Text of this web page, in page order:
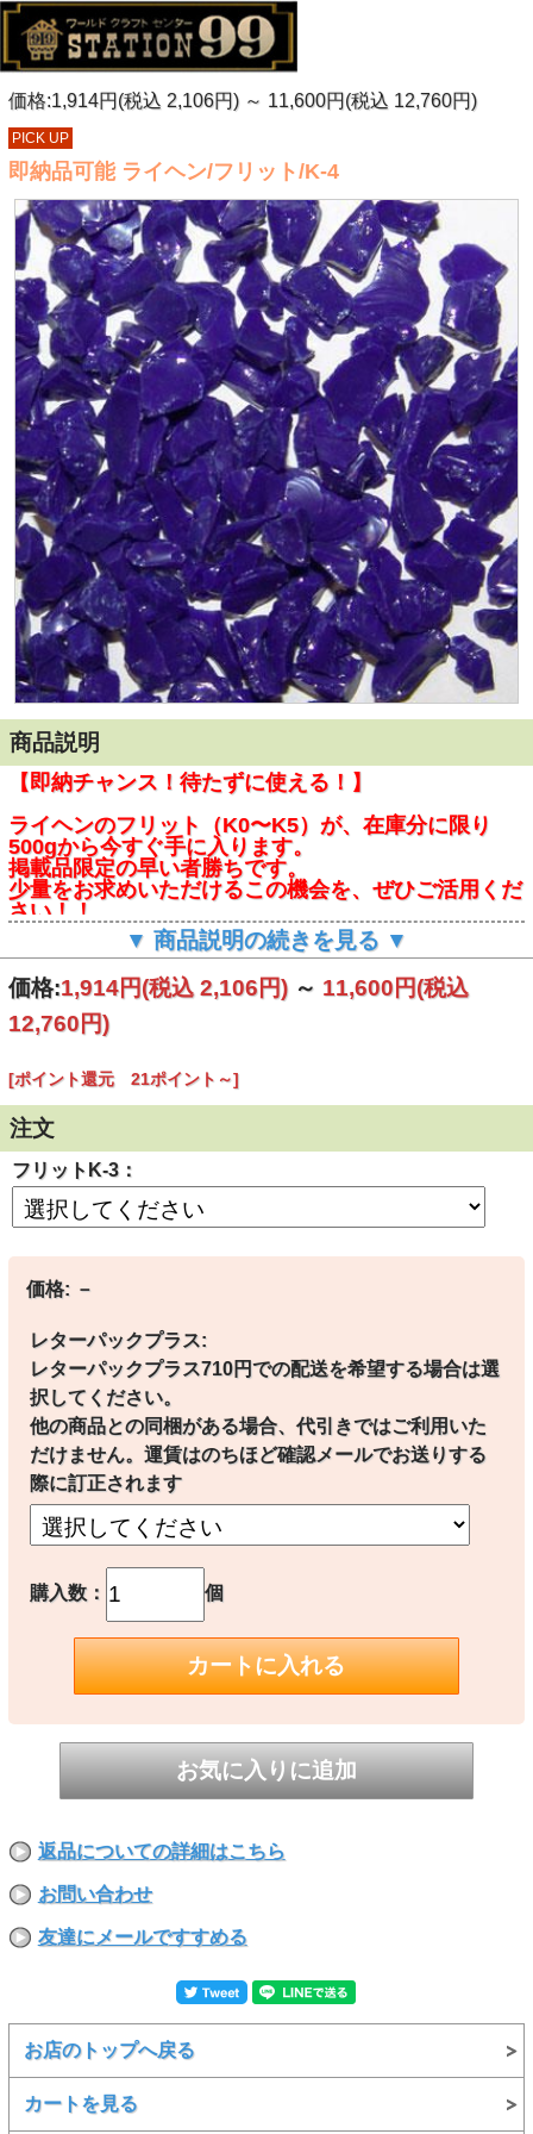
価格:1,914円(税込 2,106円) ～ 11,600円(税込 12,760円)
PICK UP
即納品可能 ライヘン/フリット/K-4
商品説明
【即納チャンス！待たずに使える！】
ライヘンのフリット（K0〜K5）が、在庫分に限り
500gから今すぐ手に入ります。
掲載品限定の早い者勝ちです。
少量をお求めいただけるこの機会を、ぜひご活用くだ
さい！！
今すぐ手に入れたいお客様は、常にこちらの在庫状況をチェ
ックしてください！
※フリットが合計2kgまでのご注文の場合、レターパックプラスでの発送
が可能です。
カートにて選択してください。
ご注文前に必ずご確認ください。
世界的なコスト高騰・為替変動に伴い、サイト表示価格と実際の販売価格
が異なる場合がございます。
本注文の確定価格は、後ほどお送りする「正式なお見積りメール」をご確
認ください。
※金額にご納得いただけない場合のキャンセルは可能です
▼ 商品説明の続きを見る ▼
価格:1,914円(税込 2,106円) ～ 11,600円(税込
12,760円)
[ポイント還元 21ポイント～]
注文
フリットK-3：
価格:－
レターパックプラス:
レターパックプラス710円での配送を希望する場合は選
択してください。
他の商品との同梱がある場合、代引きではご利用いた
だけません。運賃はのちほど確認メールでお送りする
際に訂正されます
購入数： 個
返品についての詳細はこちら
お問い合わせ
友達にメールですすめる
お店のトップへ戻る
カートを見る